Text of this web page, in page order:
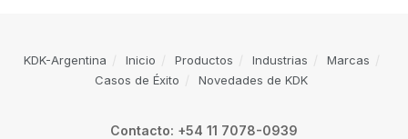
KDK-Argentina Inicio Productos Industrias
Marcas
Casos de Éxito
Novedades de KDK
Contacto: +54 11 7078-0939